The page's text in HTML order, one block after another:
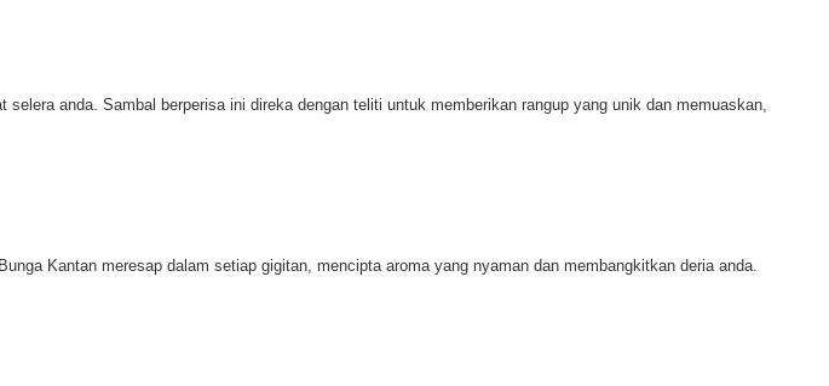
anda. Sambal berperisa ini direka dengan teliti untuk memberikan rangup yang unik dan memuaskan,
Kantan meresap dalam setiap gigitan, mencipta aroma yang nyaman dan membangkitkan deria anda.